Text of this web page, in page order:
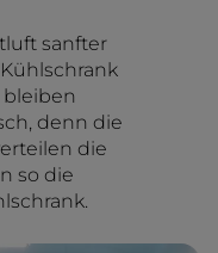
sanfter
denn die
die
so die